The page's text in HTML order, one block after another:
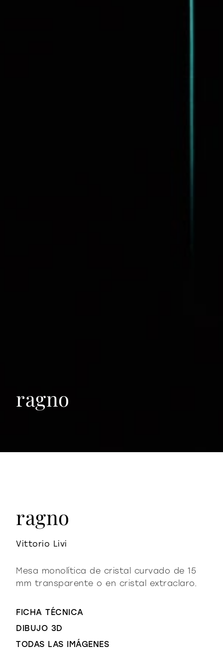
ragno
ragno
Vittorio Livi
Mesa monolítica de cristal curvado de 15
mm transparente o en cristal extraclaro.
FICHA TÉCNICA
DIBUJO 3D
TODAS LAS IMÁGENES